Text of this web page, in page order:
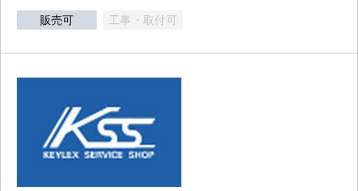
販売可 工事・取付可